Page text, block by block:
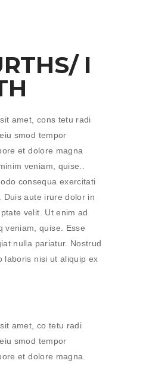
I
amet, cons tetu radi
smod tempor
et dolore magna
veniam, quise..
consequa exercitati
Duis aute irure dolor in
velit. Ut enim ad
veniam, quise. Esse
nulla pariatur. Nostrud
laboris nisi ut aliquip ex
amet, co tetu radi
smod tempor
et dolore magna.